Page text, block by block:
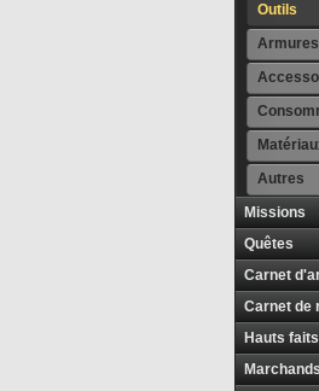
Outils
Armures
Autres
Missions
Quêtes
Carnet
Carnet de
Hauts faits
Marchands